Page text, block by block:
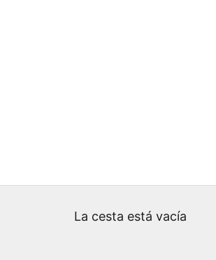
La cesta está vacía